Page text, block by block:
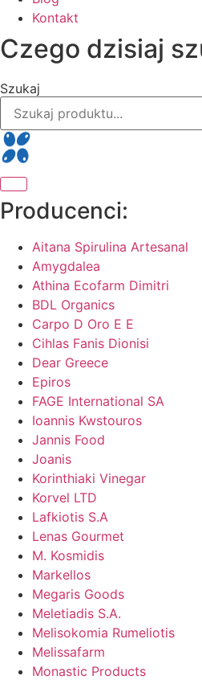
Kontakt
Czego dzisiaj
Szukaj
Producenci:
Aitana Spirulina Artesanal
Amygdalea
Athina Ecofarm Dimitri
BDL Organics
Carpo D Oro E E
Cihlas Fanis Dionisi
Dear Greece
Epiros
FAGE International SA
Ioannis Kwstouros
Jannis Food
Joanis
Korinthiaki Vinegar
Korvel LTD
Lafkiotis S.A
Lenas Gourmet
M. Kosmidis
Markellos
Megaris Goods
Meletiadis S.A.
Melisokomia Rumeliotis
Melissafarm
Monastic Products